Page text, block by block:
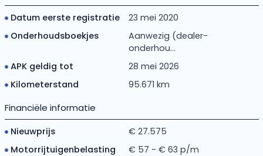
Datum eerste registratie
23 mei 2020
Onderhoudsboekjes
Aanwezig (dealer-
onderhou...
APK geldig tot
28 mei 2026
Kilometerstand
95.671 km
Financiële informatie
Nieuwprijs
€ 27.575
Motorrijtuigenbelasting
€ 57 - € 63 p/m